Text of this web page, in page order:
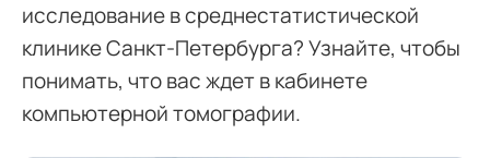
исследование в среднестатистической
клинике Санкт-Петербурга? Узнайте, чтобы
понимать, что вас ждет в кабинете
компьютерной томографии.